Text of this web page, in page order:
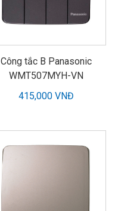
Công tắc B Panasonic
WMT507MYH-VN
415,000 VNĐ